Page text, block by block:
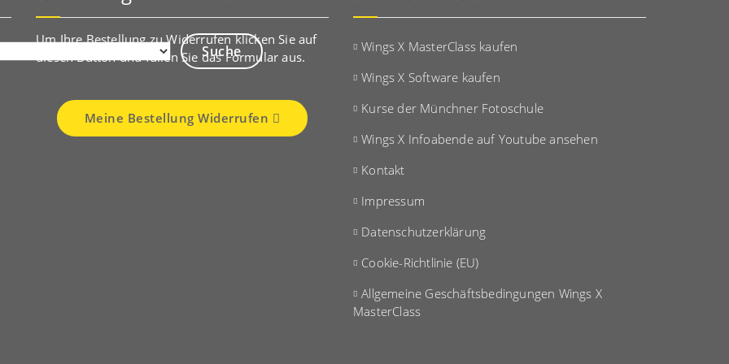
Um Ihre Bestellung zu Widerrufen klicken Sie auf
diesen Button und füllen Sie das Formular aus.
Meine Bestellung Widerrufen
Wings X MasterClass kaufen
Wings X Software kaufen
Kurse der Münchner Fotoschule
Wings X Infoabende auf Youtube ansehen
Kontakt
Impressum
Datenschutzerklärung
Cookie-Richtlinie (EU)
Allgemeine Geschäftsbedingungen Wings X
MasterClass